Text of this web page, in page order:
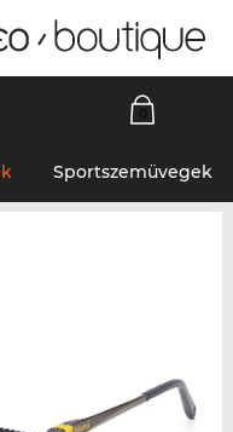
Sportszemüvegek